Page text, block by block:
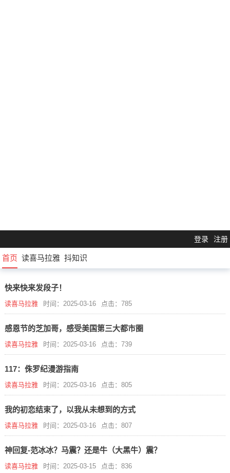
登录 注册
首页 读喜马拉雅 抖知识
快来快来发段子！
读喜马拉雅 时间：2025-03-16 点击：785
感恩节的芝加哥，感受美国第三大都市圈
读喜马拉雅 时间：2025-03-16 点击：739
117：侏罗纪漫游指南
读喜马拉雅 时间：2025-03-16 点击：805
我的初恋结束了，以我从未想到的方式
读喜马拉雅 时间：2025-03-16 点击：807
神回复-范冰冰？马震？还是牛（大黑牛）震？
读喜马拉雅 时间：2025-03-15 点击：836